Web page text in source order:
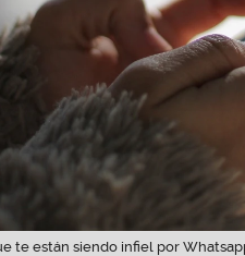
te están siendo infiel por